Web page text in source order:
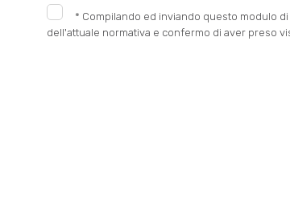
* Compilando ed inviando questo modulo
dell'attuale normativa e confermo di aver preso